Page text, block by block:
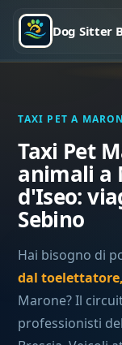
Dog Sitter
TAXI PET A
Taxi Pet
animali a
d'Iseo:
Sebino
Hai bisogno di
dal
Marone? Il
professionisti